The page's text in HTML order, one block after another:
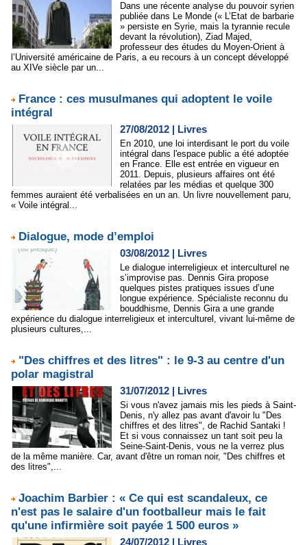
Dans une récente analyse du pouvoir syrien
publiée dans Le Monde (« L’Etat de barbarie
» persiste en Syrie, mais la tyrannie recule
devant la révolution), Ziad Majed,
professeur des études du Moyen-Orient à
l’Université américaine de Paris, a eu recours à un concept développé
au XIVe siècle par un...
France : ces musulmanes qui adoptent le voile
intégral
27/08/2012 | Livres
En 2010, une loi interdisant le port du voile
intégral dans l'espace public a été adoptée
en France. Elle est entrée en vigueur en
2011. Depuis, plusieurs affaires ont été
relatées par les médias et quelque 300
femmes auraient été verbalisées en un an. Un livre nouvellement paru,
« Voile intégral...
Dialogue, mode d’emploi
03/08/2012 | Livres
Le dialogue interreligieux et interculturel ne
s’improvise pas. Dennis Gira propose
quelques pistes prati­ques issues d’une
longue expérience. Spécialiste reconnu du
bouddhisme, Dennis Gira a une grande
expérience du dialogue interreligieux et interculturel, vivant lui-même de
plusieurs cultures,...
"Des chiffres et des litres" : le 9-3 au centre d'un
polar magistral
31/07/2012 | Livres
Si vous n'avez jamais mis les pieds à Saint-
Denis, n'y allez pas avant d'avoir lu "Des
chiffres et des litres", de Rachid Santaki !
Et si vous connaissez un tant soit peu la
Seine-Saint-Denis, vous ne la verrez plus
de la même manière. Car, avant d'être un roman noir, "Des chiffres et
des litres",...
Joachim Barbier : « Ce qui est scandaleux, ce
n'est pas le salaire d'un footballeur mais le fait
qu'une infirmière soit payée 1 500 euros »
24/07/2012 | Livres